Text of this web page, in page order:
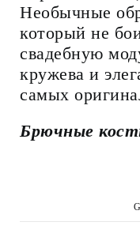
Необычные
который не
свадебную
кружева и
самых
Брючные